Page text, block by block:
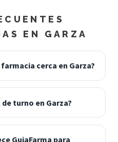
EN GARZA
cerca en Garza?
turno en Garza?
GuiaFarma para